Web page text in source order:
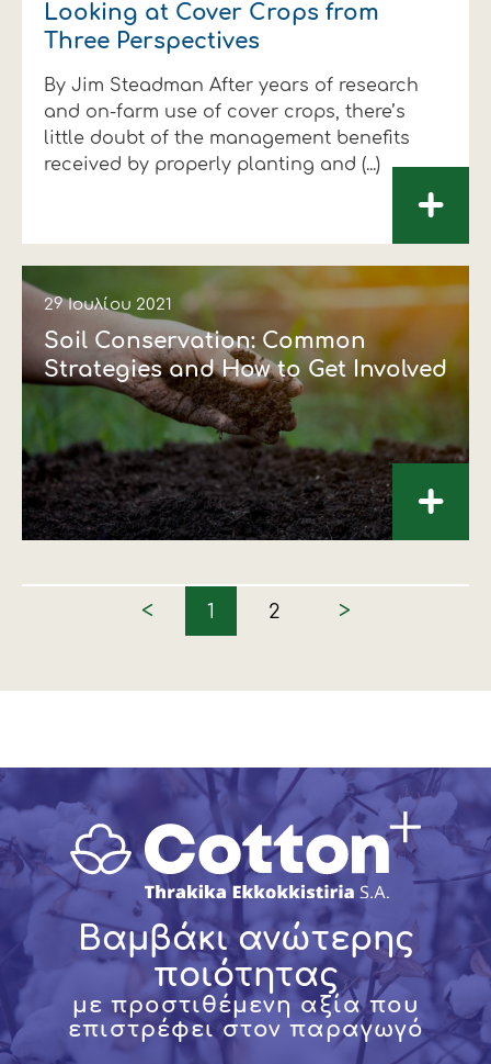
Looking at Cover Crops from
Three Perspectives
By Jim Steadman After years of research
and on-farm use of cover crops, there’s
little doubt of the management benefits
received by properly planting and (...)
+
29 Ιουλίου 2021
Soil Conservation: Common
Strategies and How to Get Involved
+
< 1 2 >
Βαμβάκι ανώτερης
ποιότητας
με προστιθέμενη αξία που
επιστρέφει στον παραγωγό